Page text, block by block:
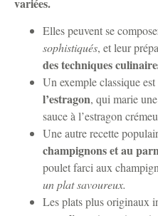
Elles peuvent se
sophistiqués, et leur
des techniques
Un exemple classique est
l’estragon, qui marie
sauce à l’estragon
Une autre recette
champignons et au
poulet farci aux
un plat savoureux.
Les plats plus originaux